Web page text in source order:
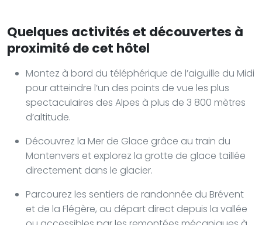
Quelques activités et découvertes à
proximité de cet hôtel
Montez à bord du téléphérique de l’aiguille du Midi
pour atteindre l’un des points de vue les plus
spectaculaires des Alpes à plus de 3 800 mètres
d’altitude.
Découvrez la Mer de Glace grâce au train du
Montenvers et explorez la grotte de glace taillée
directement dans le glacier.
Parcourez les sentiers de randonnée du Brévent
et de la Flégère, au départ direct depuis la vallée